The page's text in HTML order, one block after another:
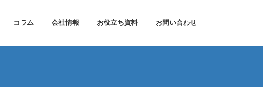
コラム 会社情報 お役立ち資料 お問い合わせ